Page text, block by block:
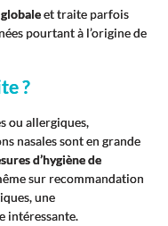
et traite parfois
pourtant à l’origine de
?
ou allergiques,
nasales sont en grande
d’hygiène de
sur recommandation
une
intéressante.